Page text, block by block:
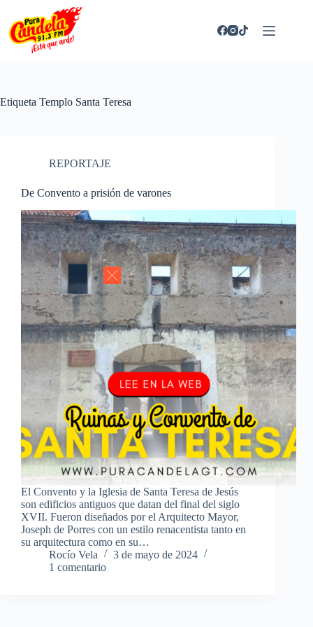
contenido
Etiqueta Templo Santa Teresa
REPORTAJE
De Convento a prisión de varones
El Convento y la Iglesia de Santa Teresa de Jesús
son edificios antiguos que datan del final del siglo
XVII. Fueron diseñados por el Arquitecto Mayor,
Joseph de Porres con un estilo renacentista tanto en
su arquitectura como en su…
Rocío Vela
3 de mayo de 2024
1 comentario